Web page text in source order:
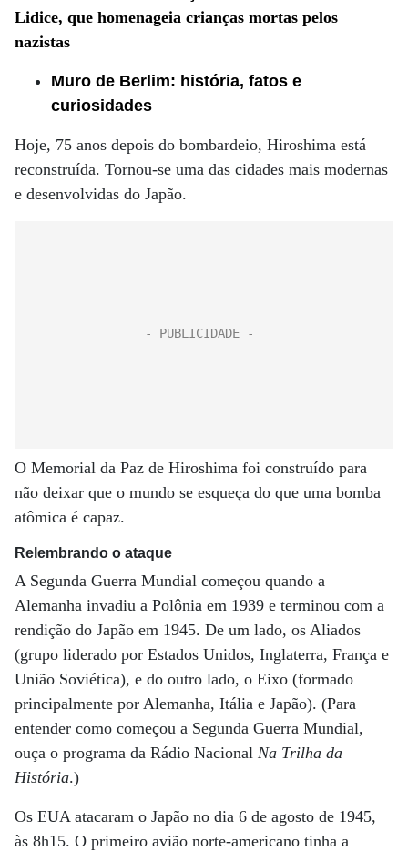
Lidice, que homenageia crianças mortas pelos
nazistas
Muro de Berlim: história, fatos e
curiosidades
Hoje, 75 anos depois do bombardeio, Hiroshima está
reconstruída. Tornou-se uma das cidades mais modernas
e desenvolvidas do Japão.
O Memorial da Paz de Hiroshima foi construído para
não deixar que o mundo se esqueça do que uma bomba
atômica é capaz.
Relembrando o ataque
A Segunda Guerra Mundial começou quando a
Alemanha invadiu a Polônia em 1939 e terminou com a
rendição do Japão em 1945. De um lado, os Aliados
(grupo liderado por Estados Unidos, Inglaterra, França e
União Soviética), e do outro lado, o Eixo (formado
principalmente por Alemanha, Itália e Japão). (Para
entender como começou a Segunda Guerra Mundial,
ouça o programa da Rádio Nacional Na Trilha da
História.)
Os EUA atacaram o Japão no dia 6 de agosto de 1945,
às 8h15. O primeiro avião norte-americano tinha a